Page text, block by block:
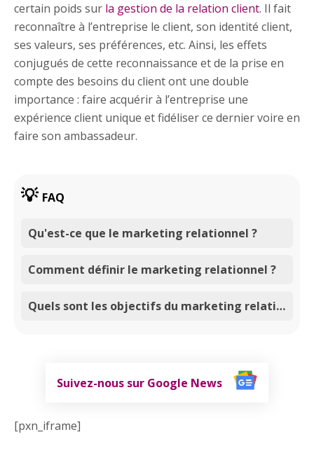
certain poids sur la gestion de la relation client. Il fait
reconnaître à l’entreprise le client, son identité client,
ses valeurs, ses préférences, etc. Ainsi, les effets
conjugués de cette reconnaissance et de la prise en
compte des besoins du client ont une double
importance : faire acquérir à l’entreprise une
expérience client unique et fidéliser ce dernier voire en
faire son ambassadeur.
FAQ
Qu'est-ce que le marketing relationnel ?
Comment définir le marketing relationnel ?
Quels sont les objectifs du marketing relationnel ?
Suivez-nous sur Google News
[pxn_iframe]